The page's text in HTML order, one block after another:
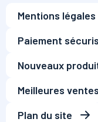
Mentions légales
Paiement
Nouveaux
Meilleures ventes
Plan du site